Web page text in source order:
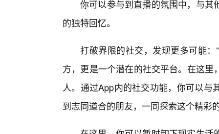
你可以参与到直播的氛围中，与其
的独特回忆。
打破界限的社交，发现更多可能
方，更是一个潜在的社交平台。在这
人。通过App内的社交功能，你可以与
到志同道合的朋友，一同探索这个精彩